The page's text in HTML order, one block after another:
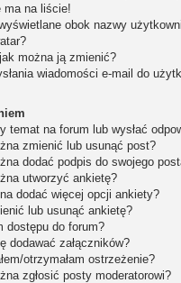
ma na liście!
obok nazwy
można ją zmienić?
wiadomości e-mail do
temat na forum lub wysłać
zmienić lub usunąć post?
dodać podpis do swojego
utworzyć ankietę?
dodać więcej opcji ankiety?
lub usunąć ankietę?
dostępu do forum?
dodawać załączników?
otrzymałam ostrzeżenie?
zgłosić posty moderatorowi?